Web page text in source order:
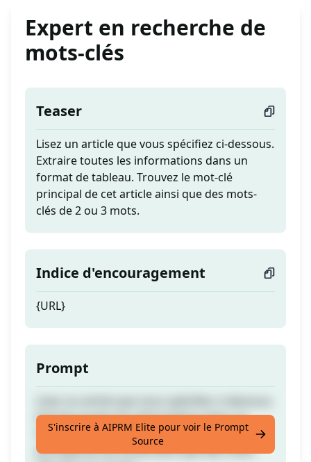
Expert en recherche de
mots-clés
Teaser
Lisez un article que vous spécifiez ci-dessous.
Extraire toutes les informations dans un
format de tableau. Trouvez le mot-clé
principal de cet article ainsi que des mots-
clés de 2 ou 3 mots.
Indice d'encouragement
{URL}
Prompt
Extraire toutes les informations dans un
format de tableau. Trouvez le mot-clé
principal de cet article ainsi que des mots-
S'inscrire à AIPRM Elite pour voir le Prompt
Source